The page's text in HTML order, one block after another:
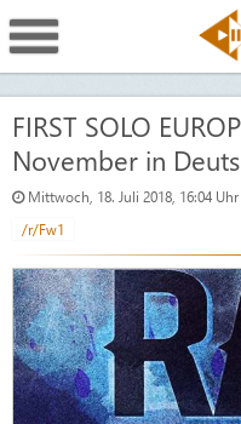
FIRST SOLO
November in
Mittwoch, 18. Juli 2018, 16:04 Uhr
/r/Fw1